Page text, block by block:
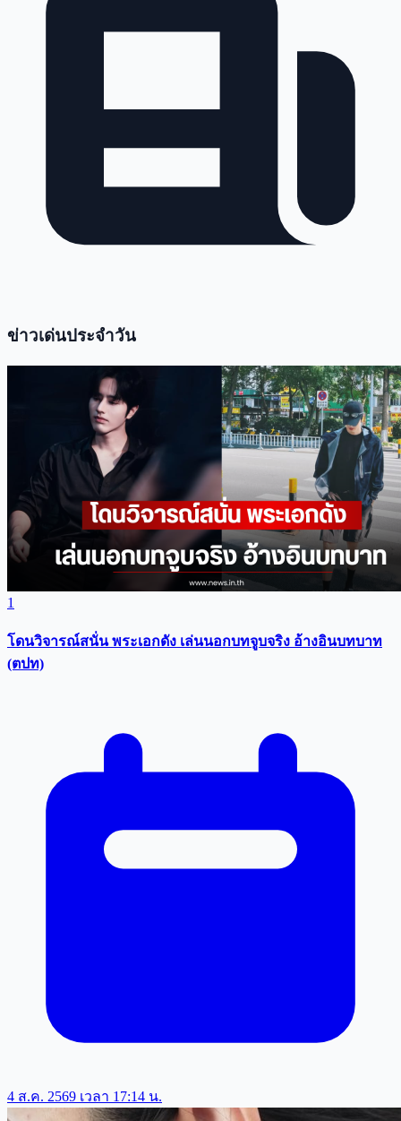
ข่าวเด่นประจำวัน
1
โดนวิจารณ์สนั่น พระเอกดัง เล่นนอกบทจูบจริง อ้างอินบทบาท
(ตปท)
4 ส.ค. 2569 เวลา 17:14 น.